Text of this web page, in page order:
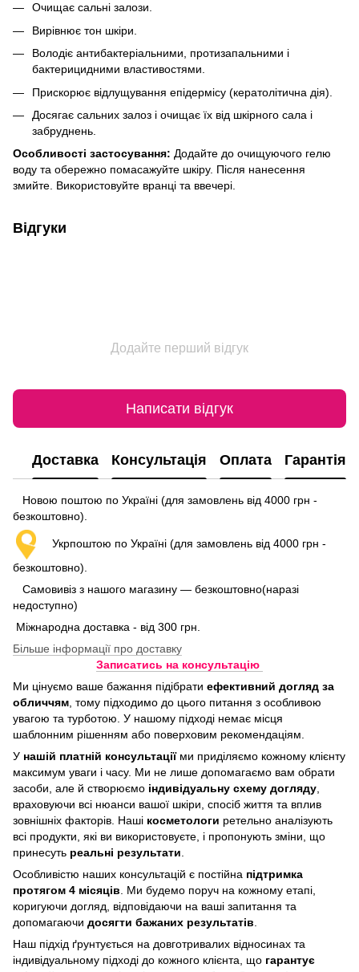
Очищає сальні залози.
Вирівнює тон шкіри.
Володіє антибактеріальними, протизапальними і
бактерицидними властивостями.
Прискорює відлущування епідермісу (кератолітична дія).
Досягає сальних залоз і очищає їх від шкірного сала і
забруднень.
Особливості застосування: Додайте до очищуючого гелю
воду та обережно помасажуйте шкіру. Після нанесення
змийте. Використовуйте вранці та ввечері.
Відгуки
Додайте перший відгук
Написати відгук
Доставка Консультація Оплата Гарантія
Новою поштою по Україні (для замовлень від 4000 грн -
безкоштовно).
Укрпоштою по Україні (для замовлень від 4000 грн -
безкоштовно).
Самовивіз з нашого магазину — безкоштовно(наразі
недоступно)
Міжнародна доставка - від 300 грн.
Більше інформації про доставку
Записатись на консультацію
Ми цінуємо ваше бажання підібрати ефективний догляд за
обличчям , тому підходимо до цього питання з особливою
увагою та турботою. У нашому підході немає місця
шаблонним рішенням або поверховим рекомендаціям.
У нашій платній консультаціїми приділяємо кожному клієнту
максимум уваги і часу. Ми не лише допомагаємо вам обрати
засоби, але й створюємо індивідуальну схему догляду
враховуючи всі нюанси вашої шкіри, спосіб життя та вплив
зовнішніх факторів. Наші косметологи ретельно аналізують
всі продукти, які ви використовуєте, і пропонують зміни, що
принесуть реальні результати
Особливістю наших консультацій є постійна підтримка
протягом 4 місяців . Ми будемо поруч на кожному етапі,
коригуючи догляд, відповідаючи на ваші запитання та
допомагаючи досягти бажаних результатів
Наш підхід ґрунтується на довготривалих відносинах та
індивідуальному підході до кожного клієнта, що гарантує